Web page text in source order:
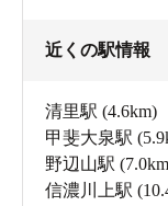
近くの駅情報
清里駅 (4.6km)
甲斐大泉駅
野辺山駅
信濃川上駅